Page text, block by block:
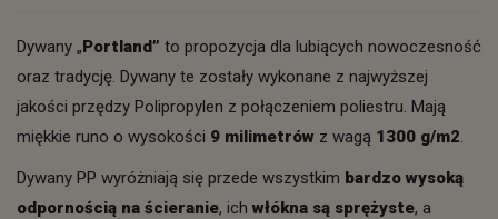
Dywany „Portland” to propozycja dla lubiących nowoczesność
oraz tradycję. Dywany te zostały wykonane z najwyższej
jakości przędzy Polipropylen z połączeniem poliestru. Mają
miękkie runo o wysokości 9 milimetrów z wagą 1300 g/m2.
Dywany PP wyróżniają się przede wszystkim bardzo wysoką
odpornością na ścieranie, ich włókna są sprężyste, a